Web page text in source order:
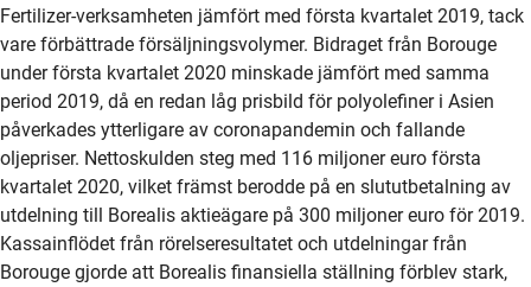
Fertilizer-verksamheten jämfört med första kvartalet 2019, tack
vare förbättrade försäljningsvolymer. Bidraget från Borouge
under första kvartalet 2020 minskade jämfört med samma
period 2019, då en redan låg prisbild för polyolefiner i Asien
påverkades ytterligare av coronapandemin och fallande
oljepriser. Nettoskulden steg med 116 miljoner euro första
kvartalet 2020, vilket främst berodde på en slututbetalning av
utdelning till Borealis aktieägare på 300 miljoner euro för 2019.
Kassainflödet från rörelseresultatet och utdelningar från
Borouge gjorde att Borealis finansiella ställning förblev stark,